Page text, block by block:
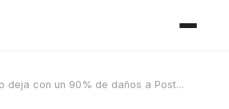
deja con un 90% de daños a Post...